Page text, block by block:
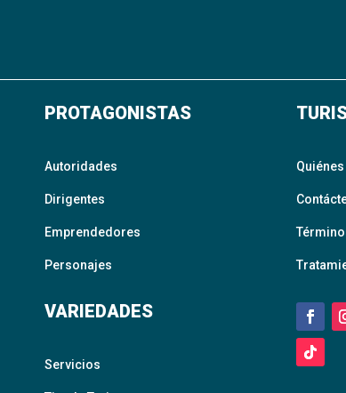
PROTAGONISTAS
Autoridades
Dirigentes
Emprendedores
Personajes
VARIEDADES
Servicios